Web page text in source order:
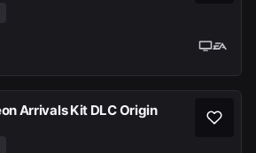
Arrivals Kit DLC Origin